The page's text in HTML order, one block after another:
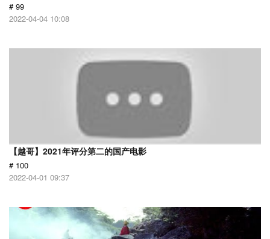
# 99
2022-04-04 10:08
【越哥】2021年评分第二的国产电影
# 100
2022-04-01 09:37